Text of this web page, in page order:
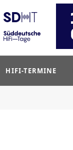
HIFI-TERMINE